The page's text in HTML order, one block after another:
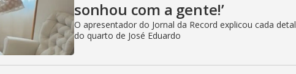
sonhou com a gente!’
O apresentador do Jornal da Record explicou cada
do quarto de José Eduardo